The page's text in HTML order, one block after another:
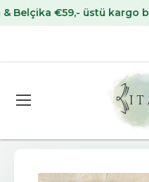
€59,- üstü kargo